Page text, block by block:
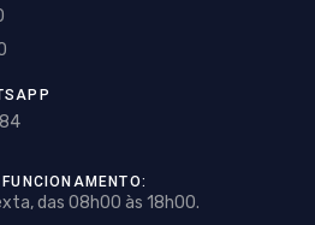
das 08h00 às 18h00.